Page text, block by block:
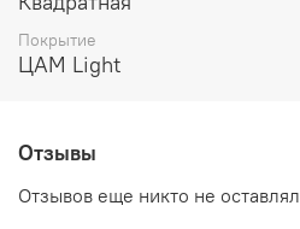
Покрытие
ЦАМ Light
Отзывы
Отзывов еще никто не оставлял